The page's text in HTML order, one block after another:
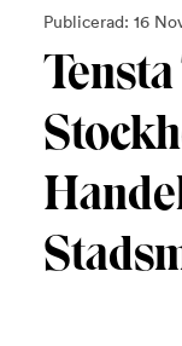
Kontakt
Publicerad: 16